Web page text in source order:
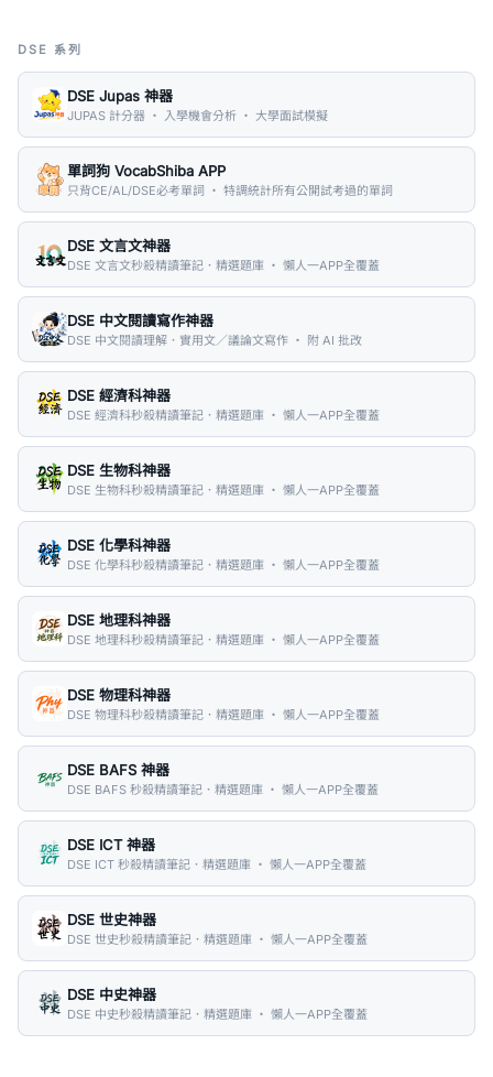
DSE 系列
DSE Jupas 神器
JUPAS 計分器 ・ 入學機會分析 ・ 大學面試模擬
單詞狗 VocabShiba APP
只背CE/AL/DSE必考單詞 ・ 特調統計所有公開試考過的單詞
DSE 文言文神器
DSE 文言文秒殺精讀筆記．精選題庫 ・ 懶人一APP全覆蓋
DSE 中文閱讀寫作神器
DSE 中文閱讀理解．實用文／議論文寫作 ・ 附 AI 批改
DSE 經濟科神器
DSE 經濟科秒殺精讀筆記．精選題庫 ・ 懶人一APP全覆蓋
DSE 生物科神器
DSE 生物科秒殺精讀筆記．精選題庫 ・ 懶人一APP全覆蓋
DSE 化學科神器
DSE 化學科秒殺精讀筆記．精選題庫 ・ 懶人一APP全覆蓋
DSE 地理科神器
DSE 地理科秒殺精讀筆記．精選題庫 ・ 懶人一APP全覆蓋
DSE 物理科神器
DSE 物理科秒殺精讀筆記．精選題庫 ・ 懶人一APP全覆蓋
DSE BAFS 神器
DSE BAFS 秒殺精讀筆記．精選題庫 ・ 懶人一APP全覆蓋
DSE ICT 神器
DSE ICT 秒殺精讀筆記．精選題庫 ・ 懶人一APP全覆蓋
DSE 世史神器
DSE 世史秒殺精讀筆記．精選題庫 ・ 懶人一APP全覆蓋
DSE 中史神器
DSE 中史秒殺精讀筆記．精選題庫 ・ 懶人一APP全覆蓋